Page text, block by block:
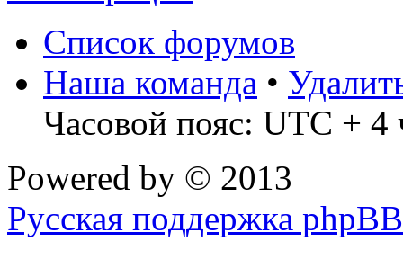
Список форумов
Наша команда •
Часовой пояс: UTC + 4
Powered by © 2013
Русская поддержка phpBB